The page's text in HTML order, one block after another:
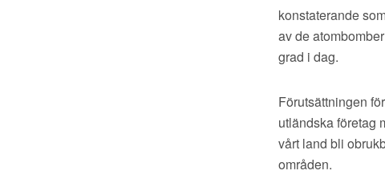
konstaterande
av de
grad i dag.
Förutsättningen
utländska företag
vårt land bli
områden.